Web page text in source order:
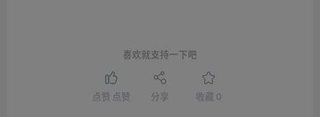
喜欢就支持一下吧
点赞 点赞 分享 收藏 0